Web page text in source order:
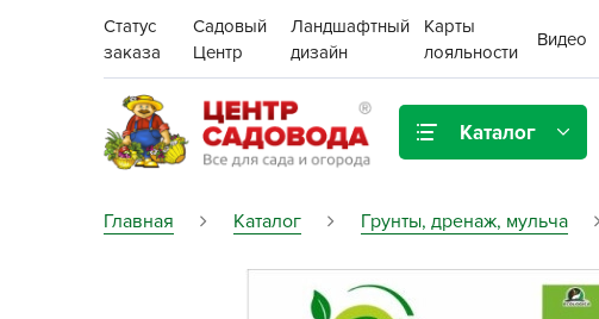
Статус
заказа
Садовый
Центр
Ландшафтный
дизайн
Карты
лояльности
Видео
Каталог
Газонная трава
Грунты, дренаж, мульча Цена:
Главная Каталог Грунты, дренаж, мульча